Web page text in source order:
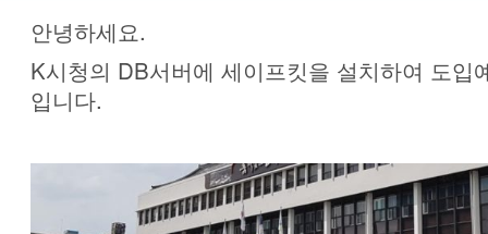
안녕하세요.
K시청의 DB서버에 세이프킷을 설치하여 도입
입니다.